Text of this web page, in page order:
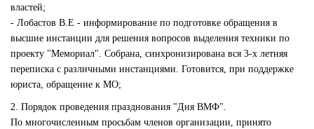
властей;
- Лобастов В.Е - информирование по подготовке обращения в
высшие инстанции для решения вопросов выделения техники по
проекту "Мемориал". Собрана, синхронизирована вся 3-х летняя
переписка с различными инстанциями. Готовится, при поддержке
юриста, обращение к МО;
2. Порядок проведения празднования "Дня ВМФ".
По многочисленным просьбам членов организации, принято